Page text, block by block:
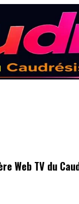
Web TV du